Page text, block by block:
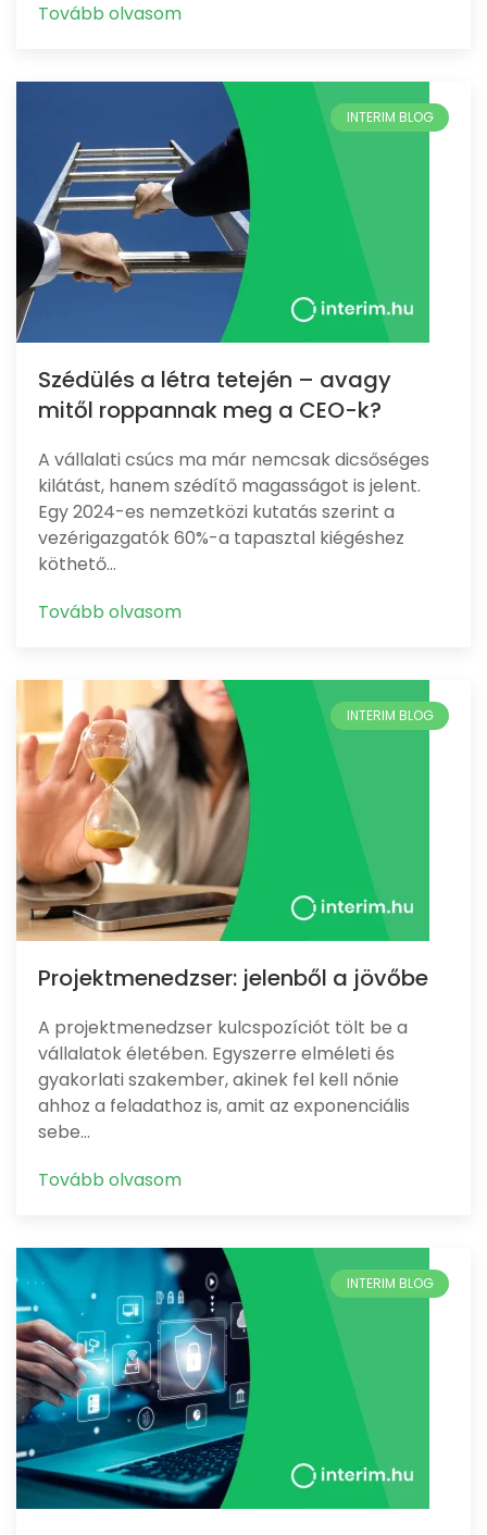
Tovább olvasom
Szédülés a létra tetején – avagy
mitől roppannak meg a CEO-k?
A vállalati csúcs ma már nemcsak dicsőséges
kilátást, hanem szédítő magasságot is jelent.
Egy 2024-es nemzetközi kutatás szerint a
vezérigazgatók 60%-a tapasztal kiégéshez
köthető…
Tovább olvasom
Projektmenedzser: jelenből a jövőbe
A projektmenedzser kulcspozíciót tölt be a
vállalatok életében. Egyszerre elméleti és
gyakorlati szakember, akinek fel kell nőnie
ahhoz a feladathoz is, amit az exponenciális
sebe…
Tovább olvasom